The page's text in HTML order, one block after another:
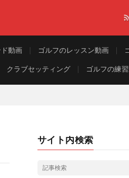
動画 ゴルフのレッスン動画
クラブセッティング ゴルフの練
サイト内検索